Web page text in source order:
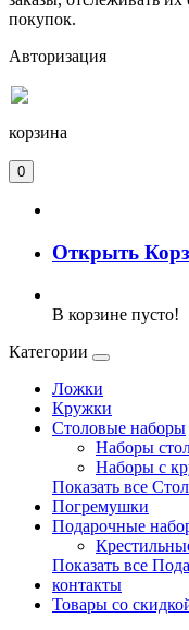
покупок.
Авторизация
корзина
0
Открыть
В корзине пусто!
Категории
Ложки
Кружки
Столовые наборы
Наборы
Наборы с
Показать все
Погремушки
Подарочные
Показать все
контакты
Товары со